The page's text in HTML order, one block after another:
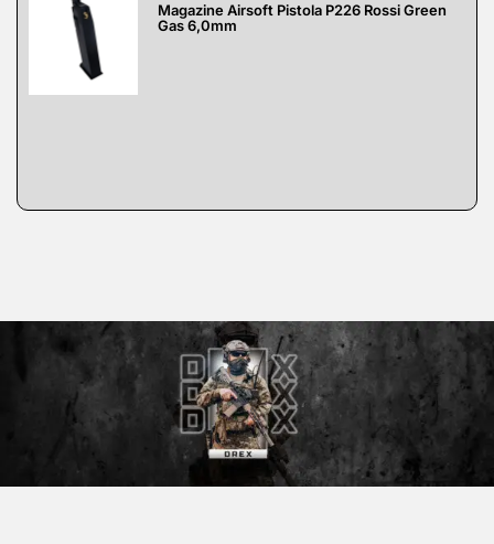
Magazine Airsoft Pistola P226 Rossi Green
Gas 6,0mm